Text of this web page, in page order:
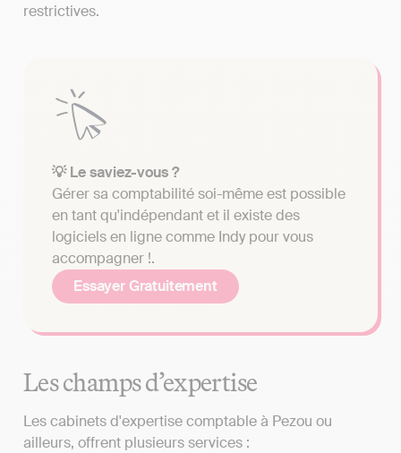
restrictives.
💡 Le saviez-vous ?
Gérer sa comptabilité soi-même est possible
en tant qu'indépendant et il existe des
logiciels en ligne comme Indy pour vous
accompagner !.
Essayer Gratuitement
Les champs d’expertise
Les cabinets d'expertise comptable à Pezou ou
ailleurs, offrent plusieurs services :